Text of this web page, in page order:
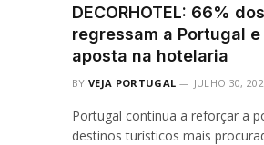
DECORHOTEL: 66%
regressam a Portugal
aposta na hotelaria
BY VEJA PORTUGAL JULHO 30,
Portugal continua a reforçar a
destinos turísticos mais